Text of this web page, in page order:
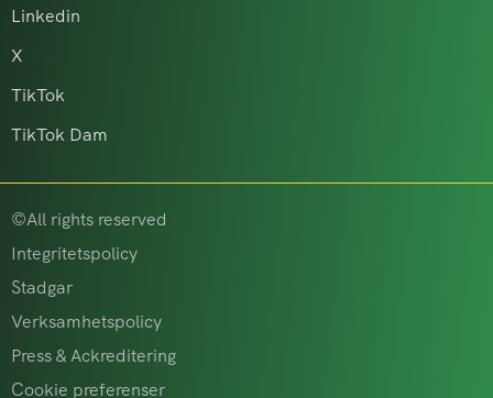
Linkedin
X
TikTok
TikTok Dam
©All rights reserved
Integritetspolicy
Stadgar
Verksamhetspolicy
Press & Ackreditering
Cookie preferenser